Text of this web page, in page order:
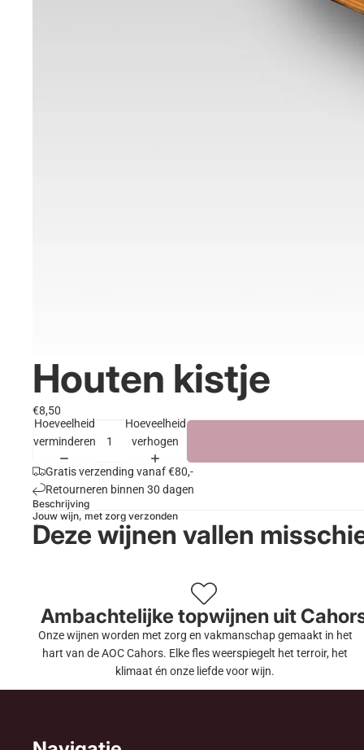
Houten kistje
€8,50
Hoeveelheid
verminderen
Hoeveelheid
verhogen
Gratis verzending vanaf €80,-
Retourneren binnen 30 dagen
Beschrijving
Jouw wijn, met zorg verzonden
Deze wijnen vallen
Ambachtelijke topwijnen uit
Onze wijnen worden met zorg en vakmanschap gemaakt in het
hart van de AOC Cahors. Elke fles weerspiegelt het terroir, het
klimaat én onze liefde voor wijn.